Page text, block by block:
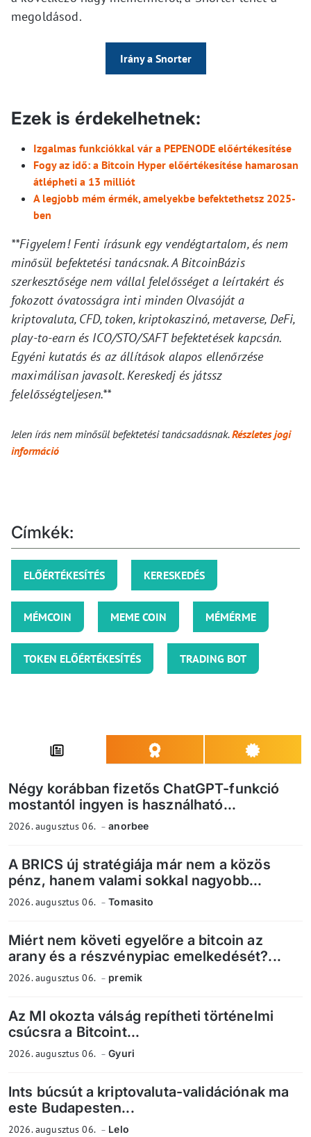
megoldásod.
Irány a Snorter
Ezek is érdekelhetnek:
Izgalmas funkciókkal vár a PEPENODE előértékesítése
Fogy az idő: a Bitcoin Hyper előértékesítése hamarosan
átlépheti a 13 milliót
A legjobb mém érmék, amelyekbe befektethetsz 2025-
ben
**Figyelem! Fenti írásunk egy vendégtartalom, és nem
minősül befektetési tanácsnak. A BitcoinBázis
szerkesztősége nem vállal felelősséget a leírtakért és
fokozott óvatosságra inti minden Olvasóját a
kriptovaluta, CFD, token, kriptokaszinó, metaverse, DeFi,
play-to-earn és ICO/STO/SAFT befektetések kapcsán.
Egyéni kutatás és az állítások alapos ellenőrzése
maximálisan javasolt. Kereskedj és játssz
felelősségteljesen.**
Jelen írás nem minősül befektetési tanácsadásnak.Részletes jogi
információ
Címkék:
ELŐÉRTÉKESÍTÉS KERESKEDÉS
MÉMCOIN MEME COIN MÉMÉRME
TOKEN ELŐÉRTÉKESÍTÉS TRADING BOT
Négy korábban fizetős ChatGPT-funkció
mostantól ingyen is használható...
2026. augusztus 06. anorbee
A BRICS új stratégiája már nem a közös
pénz, hanem valami sokkal nagyobb...
2026. augusztus 06. Tomasito
Miért nem követi egyelőre a bitcoin az
arany és a részvénypiac emelkedését?...
2026. augusztus 06. premik
Az MI okozta válság repítheti történelmi
csúcsra a Bitcoint...
2026. augusztus 06. Gyuri
Ints búcsút a kriptovaluta-validációnak ma
este Budapesten...
2026. augusztus 06. Lelo